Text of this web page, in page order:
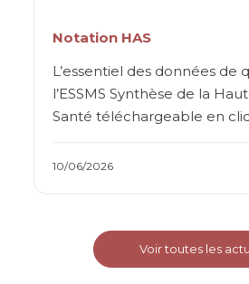
Notation HAS
L’essentiel des données de
l’ESSMS Synthèse de la
Santé téléchargeable en
10/06/2026
Voir toutes les